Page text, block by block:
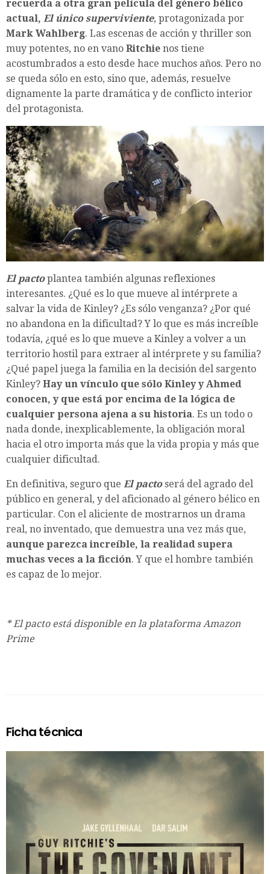
recuerda a otra gran película del género bélico
actual, El único superviviente, protagonizada por
Mark Wahlberg. Las escenas de acción y thriller son
muy potentes, no en vano Ritchie nos tiene
acostumbrados a esto desde hace muchos años. Pero no
se queda sólo en esto, sino que, además, resuelve
dignamente la parte dramática y de conflicto interior
del protagonista.
El pactoplantea también algunas reflexiones
interesantes. ¿Qué es lo que mueve al intérprete a
salvar la vida de Kinley? ¿Es sólo venganza? ¿Por qué
no abandona en la dificultad? Y lo que es más increíble
todavía, ¿qué es lo que mueve a Kinley a volver a un
territorio hostil para extraer al intérprete y su familia?
¿Qué papel juega la familia en la decisión del sargento
Kinley? Hay un vínculo que sólo Kinley y Ahmed
conocen, y que está por encima de la lógica de
cualquier persona ajena a su historia. Es un todo o
nada donde, inexplicablemente, la obligación moral
hacia el otro importa más que la vida propia y más que
cualquier dificultad.
En definitiva, seguro que El pactoserá del agrado del
público en general, y del aficionado al género bélico en
particular. Con el aliciente de mostrarnos un drama
real, no inventado, que demuestra una vez más que,
aunque parezca increíble, la realidad supera
muchas veces a la ficción. Y que el hombre también
es capaz de lo mejor.
* El pacto está disponible en la plataforma Amazon
Prime
Ficha técnica